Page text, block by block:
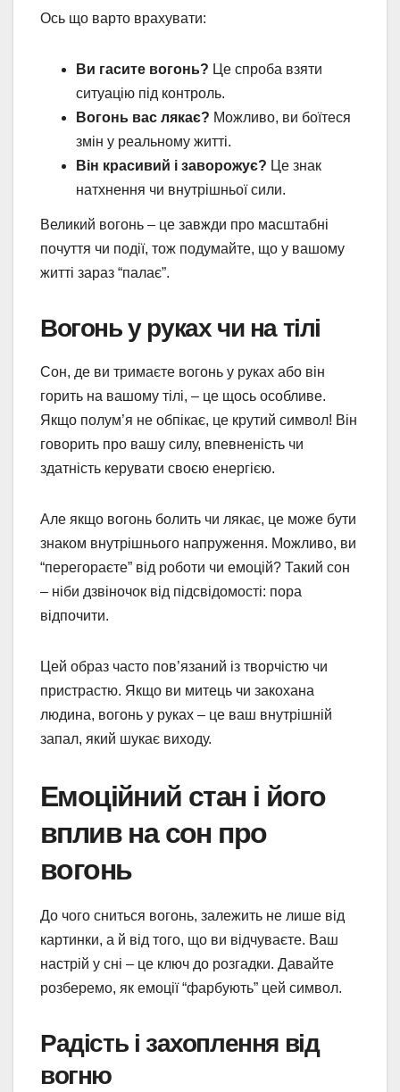
Ось що варто врахувати:
Ви гасите вогонь? Це спроба взяти
ситуацію під контроль.
Вогонь вас лякає? Можливо, ви боїтеся
змін у реальному житті.
Він красивий і заворожує? Це знак
натхнення чи внутрішньої сили.
Великий вогонь – це завжди про масштабні
почуття чи події, тож подумайте, що у вашому
житті зараз “палає”.
Вогонь у руках чи на тілі
Сон, де ви тримаєте вогонь у руках або він
горить на вашому тілі, – це щось особливе.
Якщо полум’я не обпікає, це крутий символ! Він
говорить про вашу силу, впевненість чи
здатність керувати своєю енергією.
Але якщо вогонь болить чи лякає, це може бути
знаком внутрішнього напруження. Можливо, ви
“перегораєте” від роботи чи емоцій? Такий сон
– ніби дзвіночок від підсвідомості: пора
відпочити.
Цей образ часто пов’язаний із творчістю чи
пристрастю. Якщо ви митець чи закохана
людина, вогонь у руках – це ваш внутрішній
запал, який шукає виходу.
Емоційний стан і його
вплив на сон про
вогонь
До чого сниться вогонь, залежить не лише від
картинки, а й від того, що ви відчуваєте. Ваш
настрій у сні – це ключ до розгадки. Давайте
розберемо, як емоції “фарбують” цей символ.
Радість і захоплення від
вогню